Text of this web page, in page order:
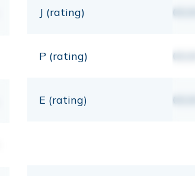
J (rating) 00,00
P (rating) 00,00
E (rating) 00,00